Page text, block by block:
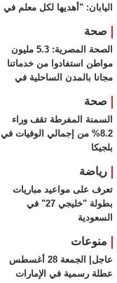
اليابان: "أهديها لكل معلم في
صحة
الصحة المصرية: 5.3 مليون
مواطن استفادوا من خدماتنا
مجانا بالمدن الساحلية في
صحة
السمنة المفرطة تقف وراء
8.2% من إجمالي الوفيات في
بلجيكا
رياضة
تعرف على مواعيد مباريات
بطولة "خليجي 27" في
السعودية
منوعات
عاجل| الجمعة 28 أغسطس
عطلة رسمية في الإمارات